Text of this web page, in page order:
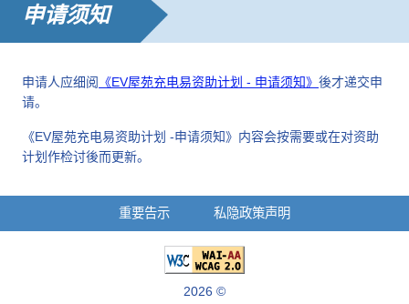
申请须知
申请人应细阅 《EV屋苑充电易资助计划 - 申请须知》 後才递交申
请。
《EV屋苑充电易资助计划 -申请须知》内容会按需要或在对资助
计划作检讨後而更新。
重要告示 私隐政策声明
2026 ©